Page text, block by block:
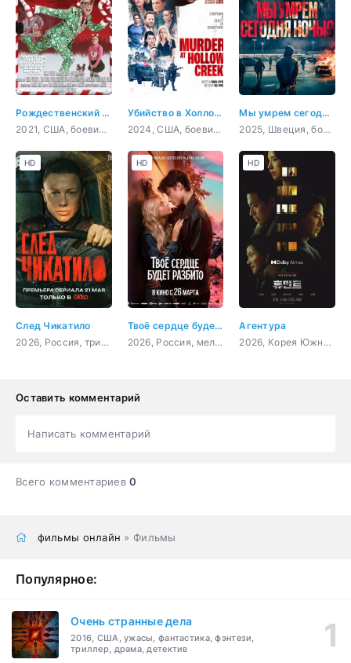
Рождественский чудак
2021, США, боевик, комедия
Убийство в Холлоу Крик
2024, США, боевик, триллер, комедия
Мы умрем сегодня ночью
2025, Швеция, боевик, триллер, криминал
След Чикатило
2026, Россия, триллер, детектив, драма
HD
Твоё сердце будет разбито
2026, Россия, мелодрама
HD
Агентура
2026, Корея Южная, триллер, боевик, криминал
HD
Оставить комментарий
Написать комментарий
Всего комментариев0
фильмы онлайн » Фильмы
Популярное:
Очень странные дела
2016, США, ужасы, фантастика, фэнтези,
триллер, драма, детектив